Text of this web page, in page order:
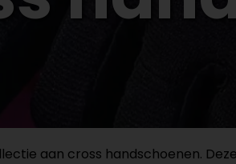
aan cross handschoenen.